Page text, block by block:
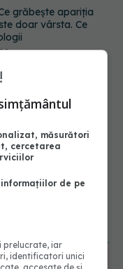
cu colesterolul când
integrale?
4 lucruri
simptome,
explicate de
din 2026. Toți
măsurători
cercetarea
de pe
prelucrate, iar
identificatori unici